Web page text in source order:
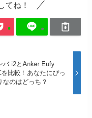
てね！
バ i2とAnker Eufy
を比較！あなたにぴっ
なのはどっち？